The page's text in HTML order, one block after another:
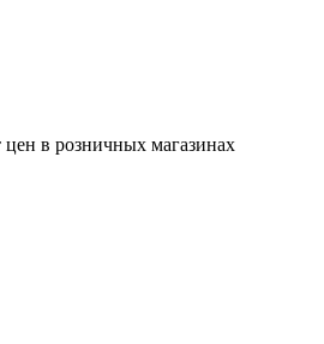
цен в розничных магазинах